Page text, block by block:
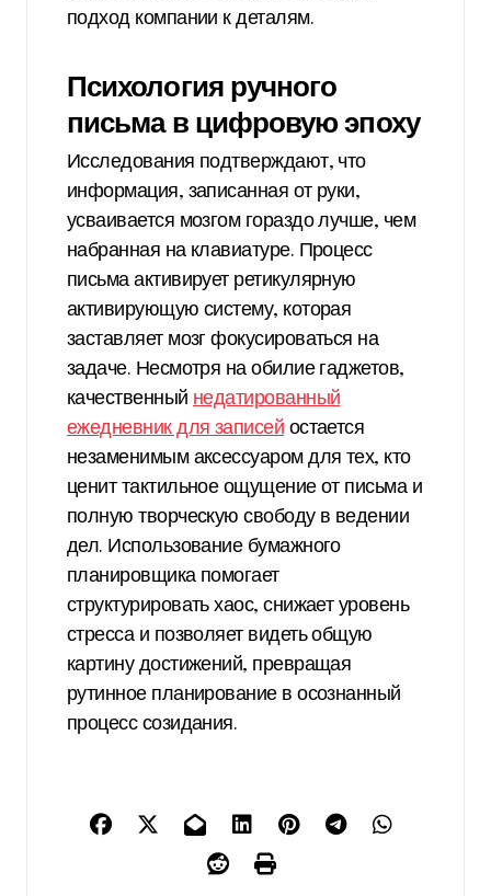
подход компании к деталям.
Психология ручного
письма в цифровую эпоху
Исследования подтверждают, что
информация, записанная от руки,
усваивается мозгом гораздо лучше, чем
набранная на клавиатуре. Процесс
письма активирует ретикулярную
активирующую систему, которая
заставляет мозг фокусироваться на
задаче. Несмотря на обилие гаджетов,
качественный недатированный
ежедневник для записей остается
незаменимым аксессуаром для тех, кто
ценит тактильное ощущение от письма и
полную творческую свободу в ведении
дел. Использование бумажного
планировщика помогает
структурировать хаос, снижает уровень
стресса и позволяет видеть общую
картину достижений, превращая
рутинное планирование в осознанный
процесс созидания.